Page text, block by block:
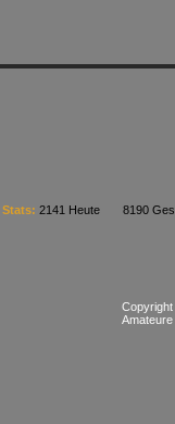
Stats: 2141 Heute 8190